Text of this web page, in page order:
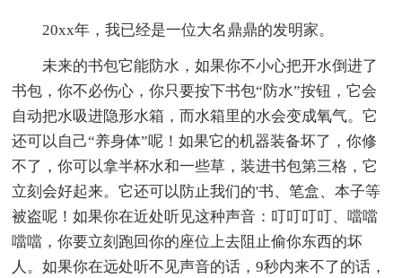
20xx年，我已经是一位大名鼎鼎的发明家。
未来的书包它能防水，如果你不小心把开水倒进了
书包，你不必伤心，你只要按下书包“防水”按钮，它会
自动把水吸进隐形水箱，而水箱里的水会变成氧气。它
还可以自己“养身体”呢！如果它的机器装备坏了，你修
不了，你可以拿半杯水和一些草，装进书包第三格，它
立刻会好起来。它还可以防止我们的'书、笔盒、本子等
被盗呢！如果你在近处听见这种声音：叮叮叮叮、噹噹
噹噹，你要立刻跑回你的座位上去阻止偷你东西的坏
人。如果你在远处听不见声音的话，9秒内来不了的话，